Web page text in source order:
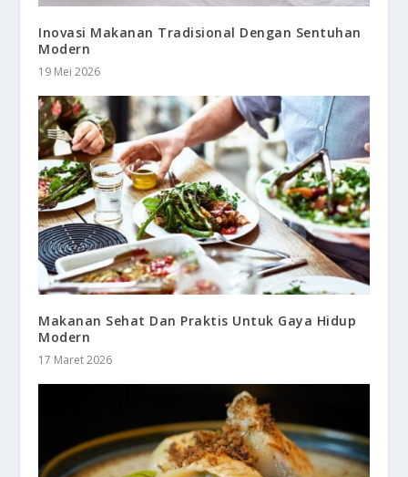
Inovasi Makanan Tradisional Dengan Sentuhan
Modern
19 Mei 2026
Makanan Sehat Dan Praktis Untuk Gaya Hidup
Modern
17 Maret 2026